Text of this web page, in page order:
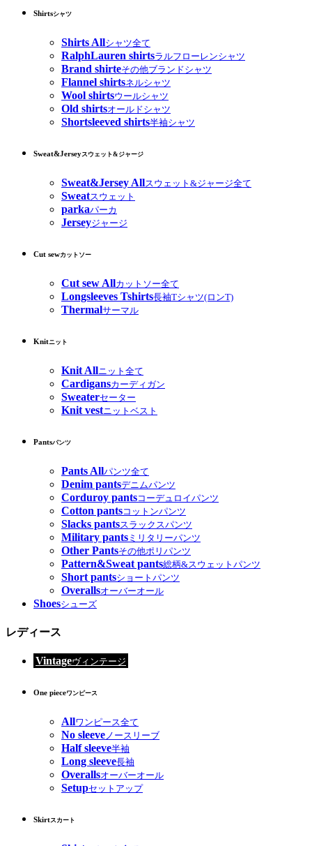
Shirtsシャツ
Shirts Allシャツ全て
RalphLauren shirtsラルフローレンシャツ
Brand shirteその他ブランドシャツ
Flannel shirtsネルシャツ
Wool shirtsウールシャツ
Old shirtsオールドシャツ
Shortsleeved shirts半袖シャツ
Sweat&Jerseyスウェット&ジャージ
Sweat&Jersey Allスウェット&ジャージ全て
Sweatスウェット
parkaパーカ
Jerseyジャージ
Cut sewカットソー
Cut sew Allカットソー全て
Longsleeves Tshirts長袖Tシャツ(ロンT)
Thermalサーマル
Knitニット
Knit Allニット全て
Cardigansカーディガン
Sweaterセーター
Knit vestニットベスト
Pantsパンツ
Pants Allパンツ全て
Denim pantsデニムパンツ
Corduroy pantsコーデュロイパンツ
Cotton pantsコットンパンツ
Slacks pantsスラックスパンツ
Military pants ミリタリーパンツ
Other Pantsその他ポリパンツ
Pattern&Sweat pants総柄&スウェットパンツ
Short pantsショートパンツ
Overallsオーバーオール
Shoesシューズ
レディース
Vintageヴィンテージ
One pieceワンピース
Allワンピース全て
No sleeveノースリーブ
Half sleeve半袖
Long sleeve長袖
Overallsオーバーオール
Setupセットアップ
Skirtスカート